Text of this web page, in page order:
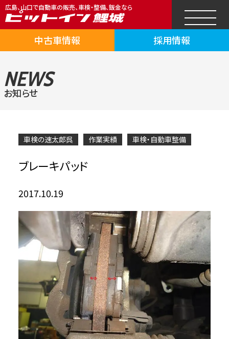
広島、山口で自動車の販売、車検・整備、鈑金なら
中古車情報 採用情報
NEWS
お知らせ
車検の速太郎呉 作業実績 車検・自動車整備
ブレーキパッド
2017.10.19